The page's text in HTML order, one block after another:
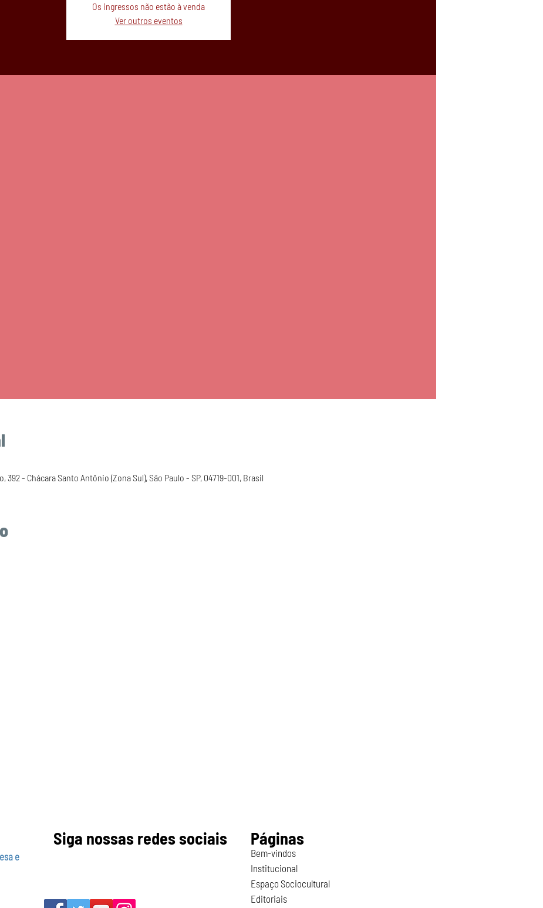
Os ingressos não estão à venda
Ver outros eventos
392 - Chácara Santo Antônio (Zona Sul), São Paulo - SP, 04719-001, Brasil
Siga nossas redes sociais
e
Páginas
Bem-vindos
Institucional
Espaço Sociocultural
Editoriais